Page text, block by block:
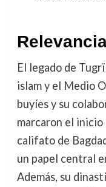
El legado de
islam y el Medio
buyíes y su
marcaron el inicio
califato de
un papel central
Además, su